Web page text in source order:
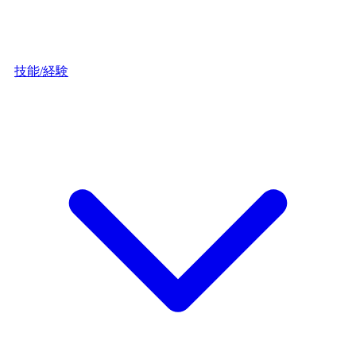
技能/経験